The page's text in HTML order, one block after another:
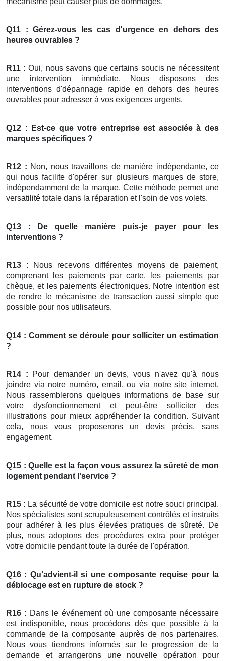
Q11 : Gérez-vous les cas d'urgence en dehors des
heures ouvrables ?
R11 : Oui, nous savons que certains soucis ne nécessitent
une intervention immédiate. Nous disposons des
interventions d'dépannage rapide en dehors des heures
ouvrables pour adresser à vos exigences urgents.
Q12 : Est-ce que votre entreprise est associée à des
marques spécifiques ?
R12 : Non, nous travaillons de manière indépendante, ce
qui nous facilite d'opérer sur plusieurs marques de store,
indépendamment de la marque. Cette méthode permet une
versatilité totale dans la réparation et l'soin de vos volets.
Q13 : De quelle manière puis-je payer pour les
interventions ?
R13 : Nous recevons différentes moyens de paiement,
comprenant les paiements par carte, les paiements par
chèque, et les paiements électroniques. Notre intention est
de rendre le mécanisme de transaction aussi simple que
possible pour nos utilisateurs.
Q14 : Comment se déroule pour solliciter un estimation
?
R14 : Pour demander un devis, vous n'avez qu'à nous
joindre via notre numéro, email, ou via notre site internet.
Nous rassemblerons quelques informations de base sur
votre dysfonctionnement et peut-être solliciter des
illustrations pour mieux appréhender la condition. Suivant
cela, nous vous proposerons un devis précis, sans
engagement.
Q15 : Quelle est la façon vous assurez la sûreté de mon
logement pendant l'service ?
R15 : La sécurité de votre domicile est notre souci principal.
Nos spécialistes sont scrupuleusement contrôlés et instruits
pour adhérer à les plus élevées pratiques de sûreté. De
plus, nous adoptons des procédures extra pour protéger
votre domicile pendant toute la durée de l'opération.
Q16 : Qu'advient-il si une composante requise pour la
déblocage est en rupture de stock ?
R16 : Dans le événement où une composante nécessaire
est indisponible, nous procédons dès que possible à la
commande de la composante auprès de nos partenaires.
Nous vous tiendrons informés sur le progression de la
demande et arrangerons une nouvelle opération pour